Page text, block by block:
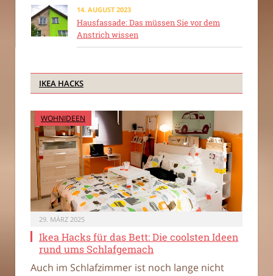
14. AUGUST 2023
Hausfassade: Das müssen Sie vor dem
Anstrich wissen
IKEA HACKS
WOHNIDEEN
29. MÄRZ 2025
Ikea Hacks für das Bett: Die coolsten Ideen
rund ums Schlafgemach
Auch im Schlafzimmer ist noch lange nicht